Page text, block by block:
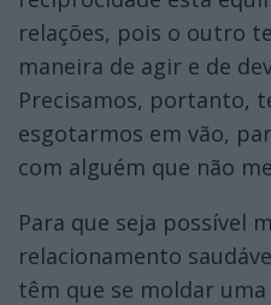
relações, pois o outro
maneira de agir e de
Precisamos, portanto,
esgotarmos em vão,
com alguém que não
Para que seja possível
relacionamento
têm que se moldar